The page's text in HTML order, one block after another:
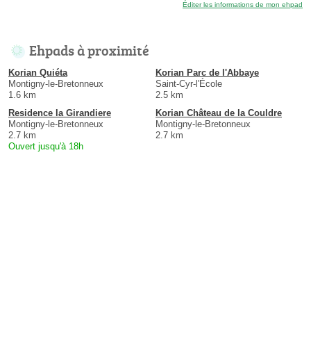
Éditer les informations de mon ehpad
Ehpads à proximité
Korian Quiéta
Montigny-le-Bretonneux
1.6 km
Korian Parc de l'Abbaye
Saint-Cyr-l'École
2.5 km
Residence la Girandiere
Montigny-le-Bretonneux
2.7 km
Ouvert jusqu'à 18h
Korian Château de la Couldre
Montigny-le-Bretonneux
2.7 km